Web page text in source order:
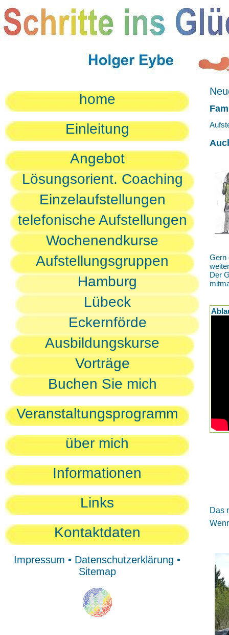
home
Einleitung
Angebot
Lösungsorient. Coaching
Einzelaufstellungen
telefonische Aufstellungen
Wochenendkurse
Aufstellungsgruppen
Hamburg
Lübeck
Eckernförde
Ausbildungskurse
Vorträge
Buchen Sie mich
Veranstaltungsprogramm
über mich
Informationen
Links
Kontaktdaten
Impressum • Datenschutzerklärung •
Sitemap
Gern
Der
Das